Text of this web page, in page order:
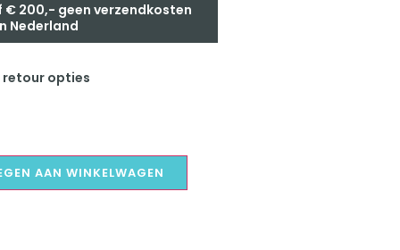
€ 200,- geen verzendkosten
Nederland
retour opties
AAN WINKELWAGEN